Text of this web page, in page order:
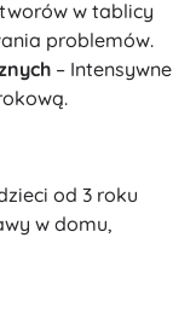
w tablicy
problemów.
– Intensywne
od 3 roku
w domu,